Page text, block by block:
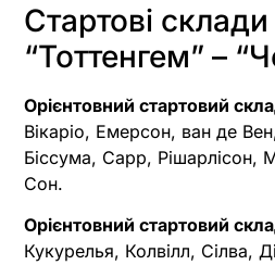
Стартові
“Тоттенгем” –
Орієнтовний стартовий
Вікаріо, Емерсон, ван де
Біссума, Сарр, Рішарлісон,
Сон.
Орієнтовний стартовий
Кукурелья, Колвілл, Сілва,